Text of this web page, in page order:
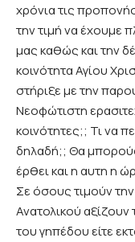
χρόνια τις
την τιμή να έχουμε
μας καθώς και την
κοινότητα Αγίου
στήριξε με την
Νεοφώτιστη
κοινότητες;; Τι να
δηλαδή;; Θα
έρθει και η αυτη η
Σε όσους τιμούν
Ανατολικού αξίζουν
του γηπέδου είτε